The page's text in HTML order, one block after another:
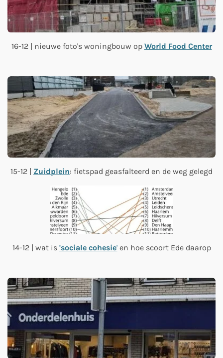
16-12 | nieuwe foto's woningbouw op World Food Center
15-12 | Zuidplein: fietspad geasfalteerd en de weg gelegd
14-12 | wat is 'sociale cohesie'en hoe scoort Ede daarop